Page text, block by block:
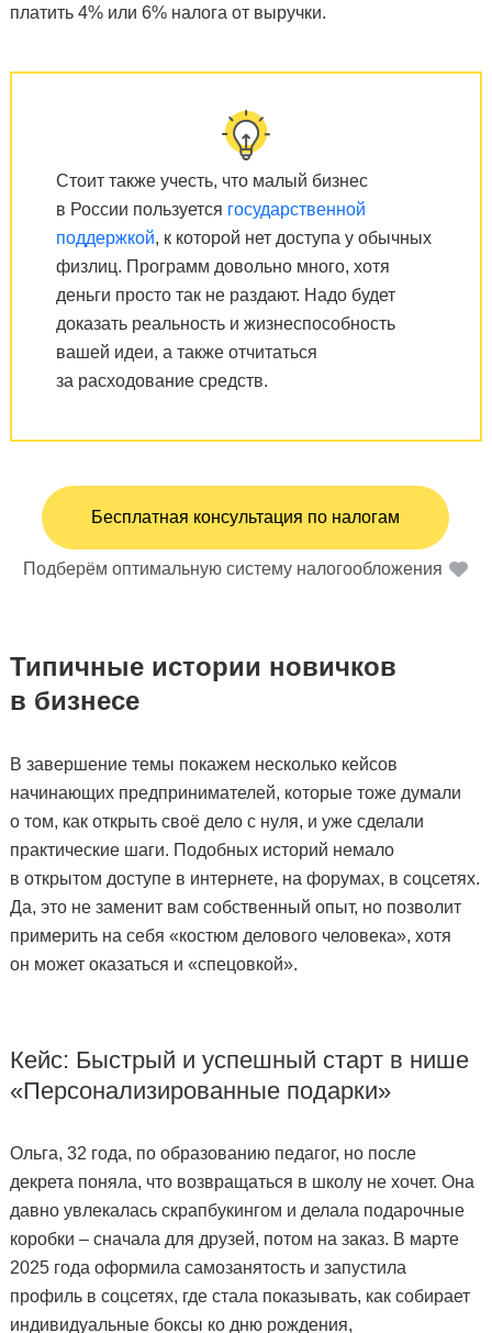
платить 4% или 6% налога от выручки.
Стоит также учесть, что малый бизнес
в России пользуется государственной
поддержкой, к которой нет доступа у обычных
физлиц. Программ довольно много, хотя
деньги просто так не раздают. Надо будет
доказать реальность и жизнеспособность
вашей идеи, а также отчитаться
за расходование средств.
Бесплатная консультация по налогам
Подберём оптимальную систему налогообложения
Типичные истории новичков
в бизнесе
В завершение темы покажем несколько кейсов
начинающих предпринимателей, которые тоже думали
о том, как открыть своё дело с нуля, и уже сделали
практические шаги. Подобных историй немало
в открытом доступе в интернете, на форумах, в соцсетях.
Да, это не заменит вам собственный опыт, но позволит
примерить на себя «костюм делового человека», хотя
он может оказаться и «спецовкой».
Кейс: Быстрый и успешный старт в нише
«Персонализированные подарки»
Ольга, 32 года, по образованию педагог, но после
декрета поняла, что возвращаться в школу не хочет. Она
давно увлекалась скрапбукингом и делала подарочные
коробки – сначала для друзей, потом на заказ. В марте
2025 года оформила самозанятость и запустила
профиль в соцсетях, где стала показывать, как собирает
индивидуальные боксы ко дню рождения,